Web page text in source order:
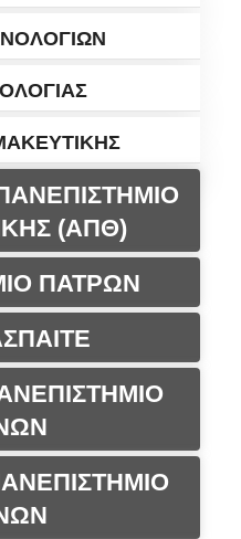
(ΑΠΘ)
ΠΑΤΡΩΝ